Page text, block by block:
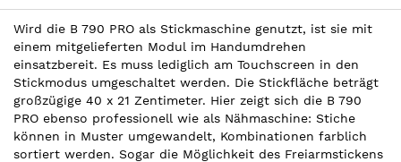
Wird die B 790 PRO als Stickmaschine genutzt, ist sie mit
einem mitgelieferten Modul im Handumdrehen
einsatzbereit. Es muss lediglich am Touchscreen in den
Stickmodus umgeschaltet werden. Die Stickfläche beträgt
großzügige 40 x 21 Zentimeter. Hier zeigt sich die B 790
PRO ebenso professionell wie als Nähmaschine: Stiche
können in Muster umgewandelt, Kombinationen farblich
sortiert werden. Sogar die Möglichkeit des Freiarmstickens